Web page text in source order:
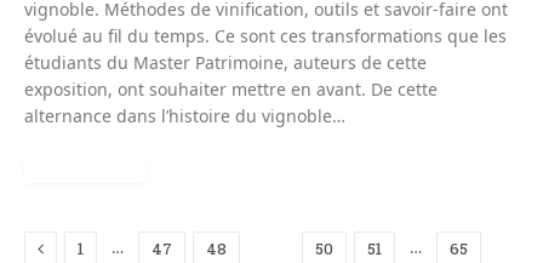
vignoble. Méthodes de vinification, outils et savoir-faire ont
évolué au fil du temps. Ce sont ces transformations que les
étudiants du Master Patrimoine, auteurs de cette
exposition, ont souhaiter mettre en avant. De cette
alternance dans l’histoire du vignoble…
Previous
1 … 47 48 50 51 … 65